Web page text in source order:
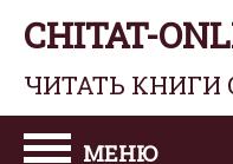
CHITAT-
ЧИТАТЬ КНИГИ
МЕНЮ